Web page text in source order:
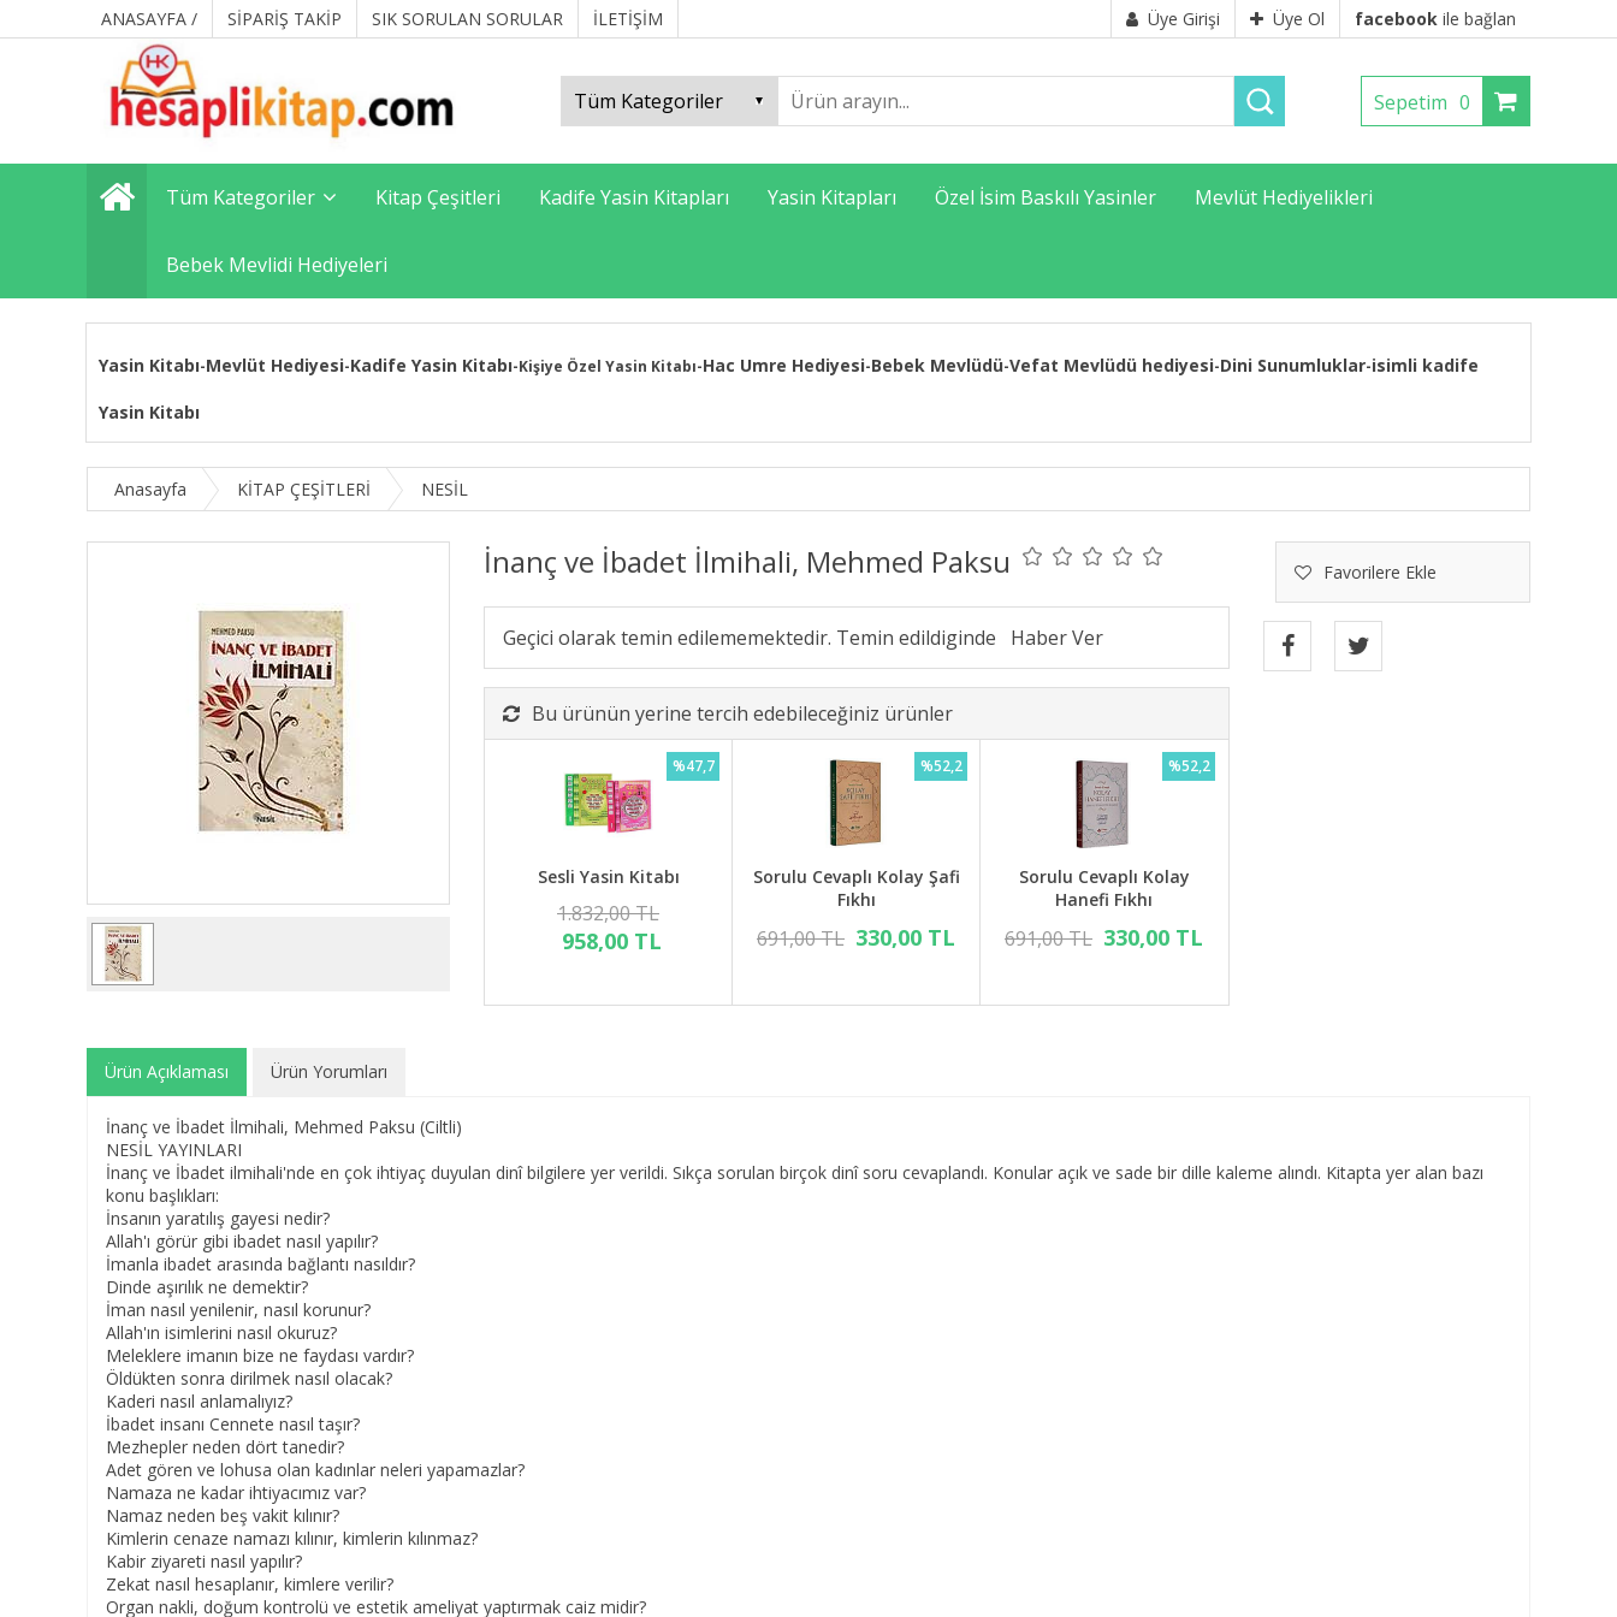
ANASAYFA / SİPARİŞ TAKİP SIK SORULAN SORULAR İLETİŞİM Üye Girişi Üye Ol facebook ile bağlan
Sepetim 0
Tüm Kategoriler Kitap Çeşitleri Kadife Yasin Kitapları Yasin Kitapları Özel İsim Baskılı Yasinler Mevlüt Hediyelikleri
Bebek Mevlidi Hediyeleri
Yasin Kitabı-Mevlüt Hediyesi-Kadife Yasin Kitabı-Kişiye Özel Yasin Kitabı-Hac Umre Hediyesi-Bebek Mevlüdü-Vefat Mevlüdü hediyesi-Dini Sunumluklar-isimli kadife
Yasin Kitabı
Anasayfa KİTAP ÇEŞİTLERİ NESİL
İnanç ve İbadet İlmihali, Mehmed Paksu Favorilere Ekle
Geçici olarak temin edilememektedir. Temin edildiginde
Bu ürünün yerine tercih edebileceğiniz ürünler
Sesli Yasin Kitabı
1.832,00 TL
958,00 TL
%47,7
Sorulu Cevaplı Kolay Şafi
Fıkhı
691,00 TL 330,00 TL
%52,2
Sorulu Cevaplı Kolay
Hanefi Fıkhı
691,00 TL 330,00 TL
%52,2
Ürün Açıklaması Ürün Yorumları
İnanç ve İbadet İlmihali, Mehmed Paksu (Ciltli)
NESİL YAYINLARI
İnanç ve İbadet ilmihali'nde en çok ihtiyaç duyulan dinî bilgilere yer verildi. Sıkça sorulan birçok dinî soru cevaplandı. Konular açık ve sade bir dille kaleme alındı. Kitapta yer alan bazı
konu başlıkları:
İnsanın yaratılış gayesi nedir?
Allah'ı görür gibi ibadet nasıl yapılır?
İmanla ibadet arasında bağlantı nasıldır?
Dinde aşırılık ne demektir?
İman nasıl yenilenir, nasıl korunur?
Allah'ın isimlerini nasıl okuruz?
Meleklere imanın bize ne faydası vardır?
Öldükten sonra dirilmek nasıl olacak?
Kaderi nasıl anlamalıyız?
İbadet insanı Cennete nasıl taşır?
Mezhepler neden dört tanedir?
Adet gören ve lohusa olan kadınlar neleri yapamazlar?
Namaza ne kadar ihtiyacımız var?
Namaz neden beş vakit kılınır?
Kimlerin cenaze namazı kılınır, kimlerin kılınmaz?
Kabir ziyareti nasıl yapılır?
Zekat nasıl hesaplanır, kimlere verilir?
Organ nakli, doğum kontrolü ve estetik ameliyat yaptırmak caiz midir?